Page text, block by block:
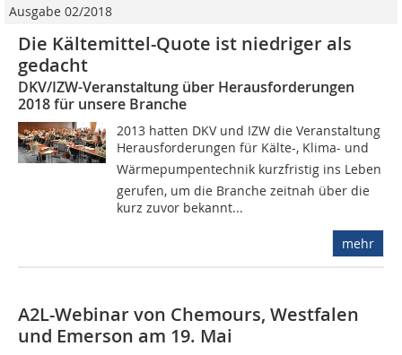
Ausgabe 02/2018
Die Kältemittel-Quote ist niedriger als
gedacht
DKV/IZW-Veranstaltung über Herausforderungen
2018 für unsere Branche
2013 hatten DKV und IZW die Veranstaltung
Herausforderungen für Kälte-, Klima- und
Wärmepumpentechnik kurzfristig ins Leben
gerufen, um die Branche zeitnah über die
kurz zuvor bekannt...
mehr
A2L-Webinar von Chemours, Westfalen
und Emerson am 19. Mai